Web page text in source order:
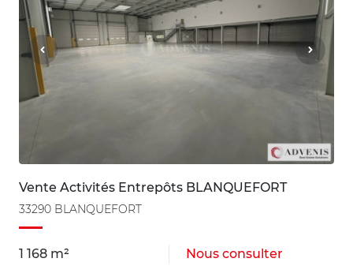
Vente Activités Entrepôts BLANQUEFORT
33290 BLANQUEFORT
1 168 m² Nous consulter